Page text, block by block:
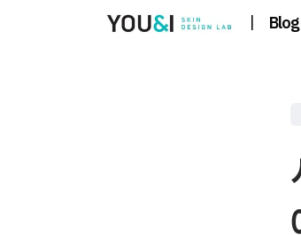
| Blog